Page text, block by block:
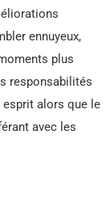
ennuyeux,
plus
responsabilités
esprit alors que le
avec les